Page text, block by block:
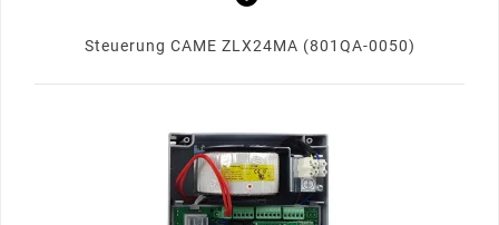
Steuerung CAME ZLX24MA (801QA-0050)